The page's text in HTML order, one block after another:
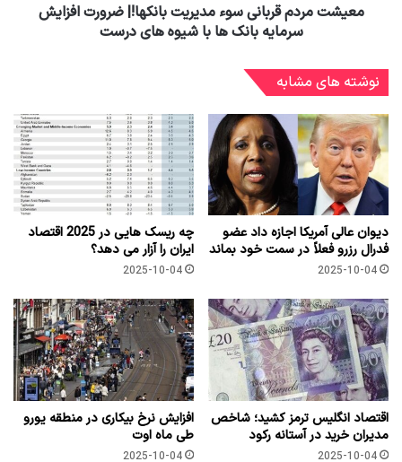
معیشت مردم قربانی سوء مدیریت بانکها!| ضرورت افزایش
سرمایه بانک ها با شیوه های درست
نوشته های مشابه
دیوان عالی آمریکا اجازه داد عضو
فدرال رزرو فعلاً در سمت خود بماند
2025-10-04
چه ریسک هایی در 2025 اقتصاد
ایران را آزار می دهد؟
2025-10-04
اقتصاد انگلیس ترمز کشید؛ شاخص
مدیران خرید در آستانه رکود
2025-10-04
افزایش نرخ بیکاری در منطقه یورو
طی ماه اوت
2025-10-04